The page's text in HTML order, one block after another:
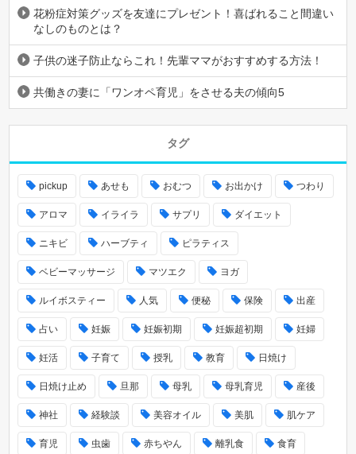
花粉症対策グッズを友達にプレゼント！喜ばれること間違い
なしのものとは？
子供の迷子防止ならこれ！先輩ママがおすすめする方法！
共働きの妻に「ワンオペ育児」をさせる夫の傾向5
タグ
pickup あせも おむつ お出かけ つわり
アロマ イライラ サプリ ダイエット
ニキビ ハーブティ ピラティス
ベビーマッサージ マツエク ヨガ
ルイボスティー 人気 便秘 保険 出産
占い 妊娠 妊娠初期 妊娠超初期 妊婦
妊活 子育て 授乳 教育 日焼け
日焼け止め 旦那 母乳 母乳育児 産後
神社 経験談 美容オイル 美肌 肌ケア
育児 虫歯 赤ちやん 離乳食 食育